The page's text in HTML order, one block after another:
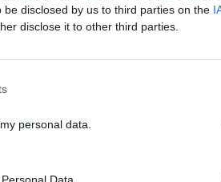
disclosed by us to third parties on the
disclose it to other third parties.
personal data.